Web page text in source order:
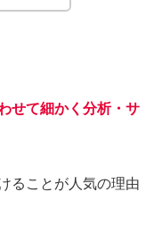
せて細かく分析・サ
ることが人気の理由